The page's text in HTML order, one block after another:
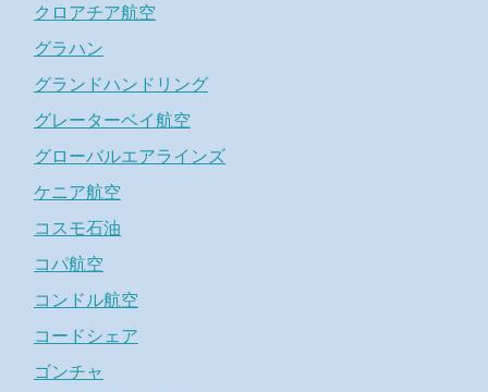
クロアチア航空
グラハン
グランドハンドリング
グレーターベイ航空
グローバルエアラインズ
ケニア航空
コスモ石油
コパ航空
コンドル航空
コードシェア
ゴンチャ